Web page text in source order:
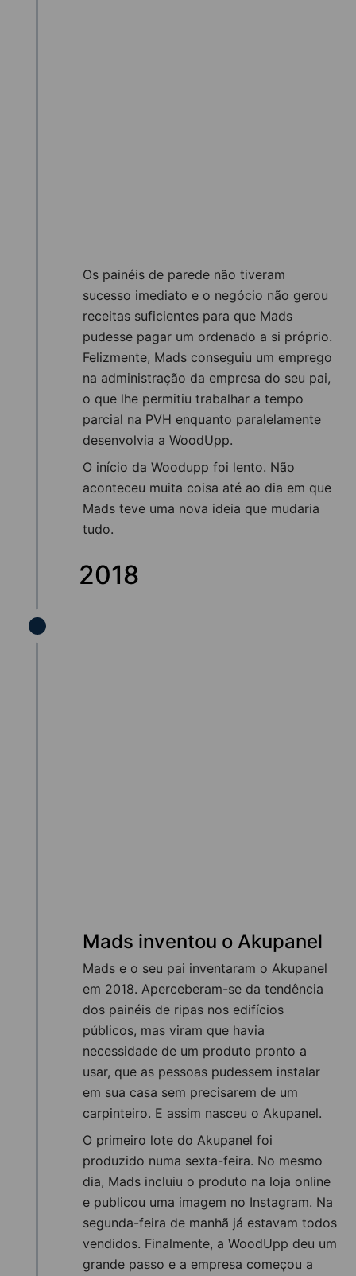
Os painéis de parede não tiveram
sucesso imediato e o negócio não gerou
receitas suficientes para que Mads
pudesse pagar um ordenado a si próprio.
Felizmente, Mads conseguiu um emprego
na administração da empresa do seu pai,
o que lhe permitiu trabalhar a tempo
parcial na PVH enquanto paralelamente
desenvolvia a WoodUpp.
O início da Woodupp foi lento. Não
aconteceu muita coisa até ao dia em que
Mads teve uma nova ideia que mudaria
tudo.
2018
Mads inventou o Akupanel
Mads e o seu pai inventaram o Akupanel
em 2018. Aperceberam-se da tendência
dos painéis de ripas nos edifícios
públicos, mas viram que havia
necessidade de um produto pronto a
usar, que as pessoas pudessem instalar
em sua casa sem precisarem de um
carpinteiro. E assim nasceu o Akupanel.
O primeiro lote do Akupanel foi
produzido numa sexta-feira. No mesmo
dia, Mads incluiu o produto na loja online
e publicou uma imagem no Instagram. Na
segunda-feira de manhã já estavam todos
vendidos. Finalmente, a WoodUpp deu um
grande passo e a empresa começou a